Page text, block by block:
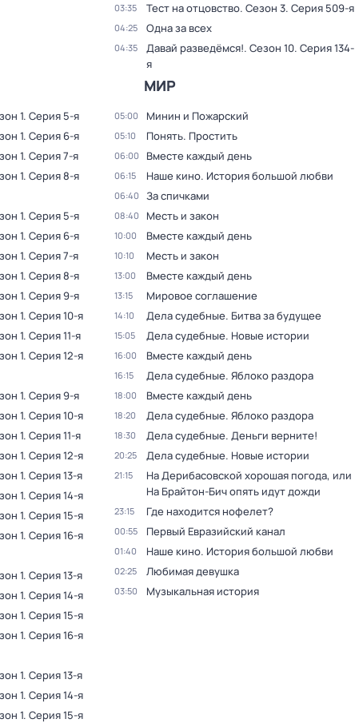
03:35 Тест на отцовство. Сезон 3. Серия 509-я
04:25 Одна за всех
04:35 Давай рaзвeдёмся!. Сезон 10. Серия 134-
я
1. Серия 5-я
1. Серия 6-я
1. Серия 7-я
1. Серия 8-я
1. Серия 5-я
1. Серия 6-я
1. Серия 7-я
1. Серия 8-я
1. Серия 9-я
1. Серия 10-я
1. Серия 11-я
1. Серия 12-я
1. Серия 9-я
1. Серия 10-я
1. Серия 11-я
1. Серия 12-я
1. Серия 13-я
1. Серия 14-я
1. Серия 15-я
1. Серия 16-я
1. Серия 13-я
1. Серия 14-я
1. Серия 15-я
1. Серия 16-я
1. Серия 13-я
1. Серия 14-я
1. Серия 15-я
МИР
05:00 Минин и Пожарский
05:10 Понять. Простить
06:00 Вместе каждый день
06:15 Наше кино. История большой любви
06:40 За спичками
08:40 Месть и закон
10:00 Вместе каждый день
10:10 Месть и закон
13:00 Вместе каждый день
13:15 Мировое соглашение
14:10 Дела судебные. Битва за будущее
15:05 Дела судебные. Новые истории
16:00 Вместе каждый день
16:15 Дела судебные. Яблоко раздора
18:00 Вместе каждый день
18:20 Дела судебные. Яблоко раздора
18:30 Дела судебные. Деньги верните!
20:25 Дела судебные. Новые истории
21:15
На Дерибасовской хорошая погода, или
На Брайтон-Бич опять идут дожди
23:15 Где нахoдитcя нофелет?
00:55 Первый Евразийский канал
01:40 Наше кино. История большой любви
02:25 Любимая девушка
03:50 Музыкальная история